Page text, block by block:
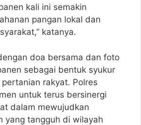
kali ini semakin
pangan lokal dan
katanya.
doa bersama dan foto
sebagai bentuk syukur
rakyat. Polres
untuk terus bersinergi
dalam mewujudkan
yang tangguh di wilayah